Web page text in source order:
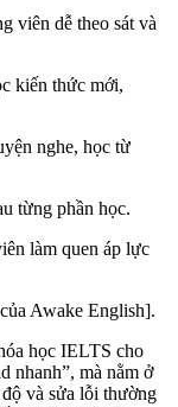
viên dễ theo sát và
kiến thức mới,
nghe, học từ
từng phần học.
làm quen áp lực
Awake English].
học IELTS cho
nhanh”, mà nằm ở
và sửa lỗi thường